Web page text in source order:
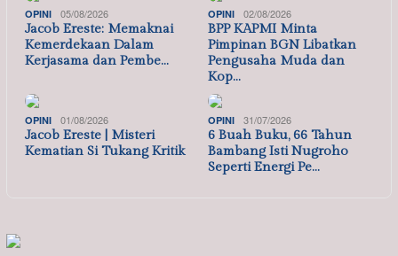
OPINI 05/08/2026
Jacob Ereste: Memaknai
Kemerdekaan Dalam
Kerjasama dan Pembe…
OPINI 02/08/2026
BPP KAPMI Minta
Pimpinan BGN Libatkan
Pengusaha Muda dan
Kop…
OPINI 01/08/2026
Jacob Ereste | Misteri
Kematian Si Tukang Kritik
OPINI 31/07/2026
6 Buah Buku, 66 Tahun
Bambang Isti Nugroho
Seperti Energi Pe…